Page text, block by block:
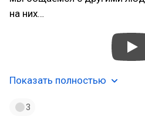
на них…
Показать полностью
3